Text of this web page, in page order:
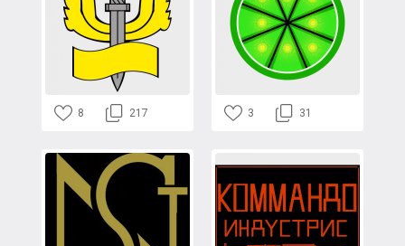
8 217 3 31